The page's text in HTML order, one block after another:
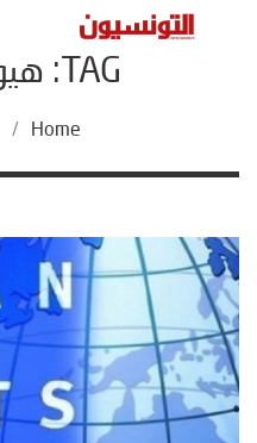
TAG: هيومن واتش
Home
/